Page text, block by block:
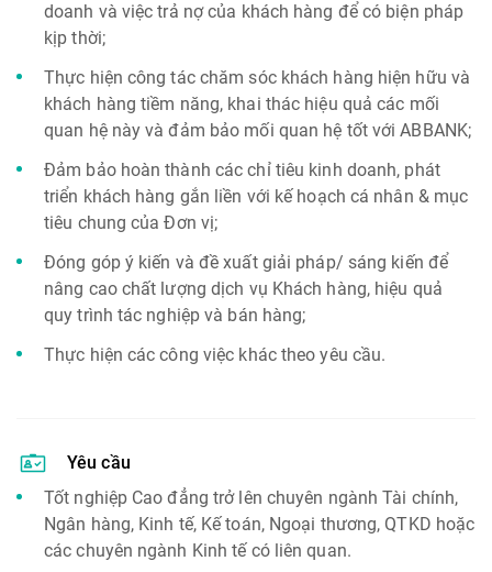
doanh và việc trả nợ của khách hàng để có biện pháp
kịp thời;
Thực hiện công tác chăm sóc khách hàng hiện hữu và
khách hàng tiềm năng, khai thác hiệu quả các mối
quan hệ này và đảm bảo mối quan hệ tốt với ABBANK;
Đảm bảo hoàn thành các chỉ tiêu kinh doanh, phát
triển khách hàng gắn liền với kế hoạch cá nhân & mục
tiêu chung của Đơn vị;
Đóng góp ý kiến và đề xuất giải pháp/ sáng kiến để
nâng cao chất lượng dịch vụ Khách hàng, hiệu quả
quy trình tác nghiệp và bán hàng;
Thực hiện các công việc khác theo yêu cầu.
Yêu cầu
Tốt nghiệp Cao đẳng trở lên chuyên ngành Tài chính,
Ngân hàng, Kinh tế, Kế toán, Ngoại thương, QTKD hoặc
các chuyên ngành Kinh tế có liên quan.